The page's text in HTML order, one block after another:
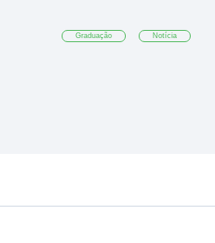
Graduação Notícia